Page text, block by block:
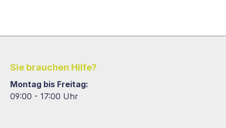
Sie brauchen Hilfe?
Montag bis Freitag:
09:00 - 17:00 Uhr